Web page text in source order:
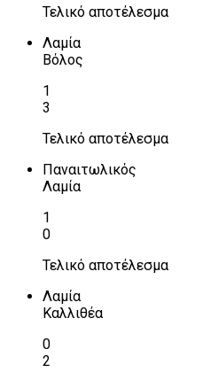
Τελικό αποτέλεσμα
Λαμία
Βόλος
1
3
Τελικό αποτέλεσμα
Παναιτωλικός
Λαμία
1
0
Τελικό αποτέλεσμα
Λαμία
Καλλιθέα
0
2